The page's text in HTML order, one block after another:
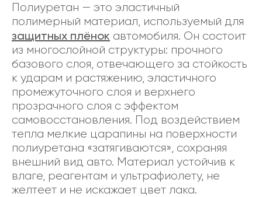
Полиуретан — это эластичный
полимерный материал, используемый для
защитных плёнок автомобиля. Он состоит
из многослойной структуры: прочного
базового слоя, отвечающего за стойкость
к ударам и растяжению, эластичного
промежуточного слоя и верхнего
прозрачного слоя с эффектом
самовосстановления. Под воздействием
тепла мелкие царапины на поверхности
полиуретана «затягиваются», сохраняя
внешний вид авто. Материал устойчив к
влаге, реагентам и ультрафиолету, не
желтеет и не искажает цвет лака.